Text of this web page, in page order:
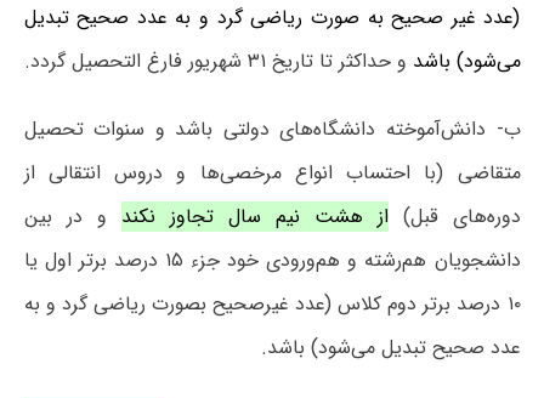
(عدد غیر صحیح به صورت ریاضی گرد و به عدد صحیح تبدیل
می‌شود) باشد و حداکثر تا تاریخ ۳۱ شهریور فارغ التحصیل گردد.
ب- دانش‌آموخته دانشگاه‌های دولتی باشد و سنوات تحصیل
متقاضی (با احتساب انواع مرخصی‌ها و دروس انتقالی از
دوره‌های قبل)از هشت نیم سال تجاوز نکند و در بین
دانشجویان هم‌رشته و هم‌ورودی خود جزء ۱۵ درصد برتر اول یا
۱۰ درصد برتر دوم کلاس (عدد غیرصحیح بصورت ریاضی گرد و به
عدد صحیح تبدیل می‌شود) باشد.